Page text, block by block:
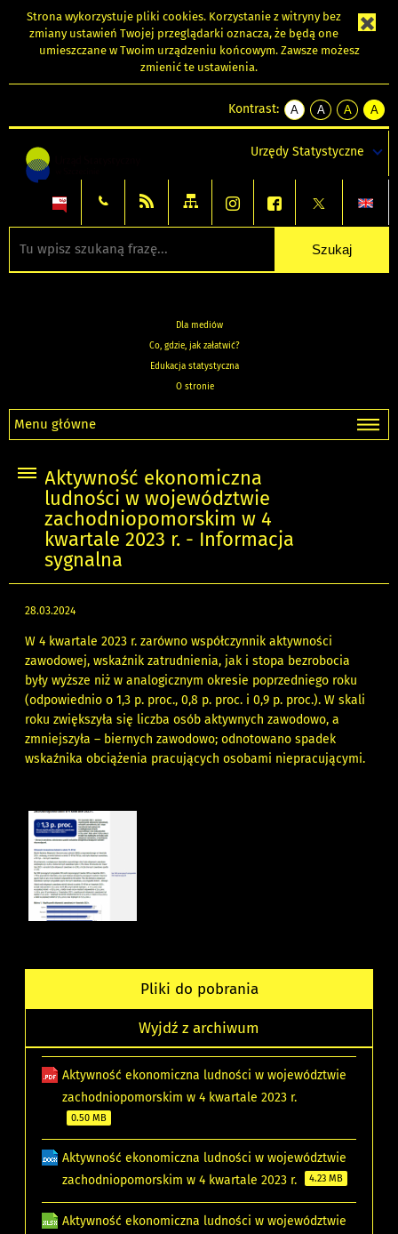
Strona wykorzystuje pliki cookies. Korzystanie z witryny bez
zmiany ustawień Twojej przeglądarki oznacza, że będą one
umieszczane w Twoim urządzeniu końcowym. Zawsze możesz
zmienić te ustawienia.
Kontrast:
A
kontrast
A
kontrast
tekst
czarnym
A
kontrast
tekst
czarnym
A
tekst
żółtym
Urzędy Statystyczne
Dla mediów
Co, gdzie, jak załatwić?
Edukacja statystyczna
O stronie
Menu główne
Aktywność ekonomiczna
ludności w województwie
zachodniopomorskim w 4
kwartale 2023 r. - Informacja
sygnalna
28.03.2024
W 4 kwartale 2023 r. zarówno współczynnik aktywności
zawodowej, wskaźnik zatrudnienia, jak i stopa bezrobocia
były wyższe niż w analogicznym okresie poprzedniego roku
(odpowiednio o 1,3 p. proc., 0,8 p. proc. i 0,9 p. proc.). W skali
roku zwiększyła się liczba osób aktywnych zawodowo, a
zmniejszyła – biernych zawodowo; odnotowano spadek
wskaźnika obciążenia pracujących osobami niepracującymi.
Pliki do pobrania
Wyjdź z archiwum
Aktywność ekonomiczna ludności w województwie
zachodniopomorskim w 4 kwartale 2023 r.
0.50 MB
Aktywność ekonomiczna ludności w województwie
zachodniopomorskim w 4 kwartale 2023 r.
4.23 MB
Aktywność ekonomiczna ludności w województwie